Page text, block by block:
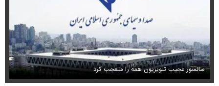
سانسور عجیب تلویزیون همه را متعجب کرد